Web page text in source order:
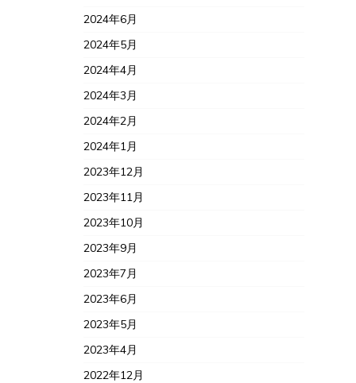
2024年6月
2024年5月
2024年4月
2024年3月
2024年2月
2024年1月
2023年12月
2023年11月
2023年10月
2023年9月
2023年7月
2023年6月
2023年5月
2023年4月
2022年12月